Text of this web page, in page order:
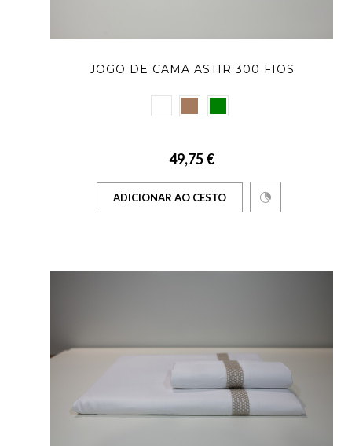
JOGO DE CAMA ASTIR 300 FIOS
49,75 €
ADICIONAR AO CESTO